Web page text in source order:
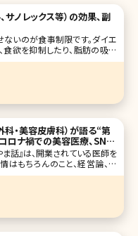
サノレックス等）の効果、副
ないのが食事制限です。ダイエ
食欲を抑制したり、脂肪の吸収
を作ることができるダイエット
ルの種類やメリット、デメリット
・美容皮膚科）が語る“第
ロナ禍での美容医療、SNS
話』は、開業されている医師を
もちろんのこと、経営論、医
ディアなどでもあまり話す機会
ています。激変する美容医療
て診療しているのか、患者側